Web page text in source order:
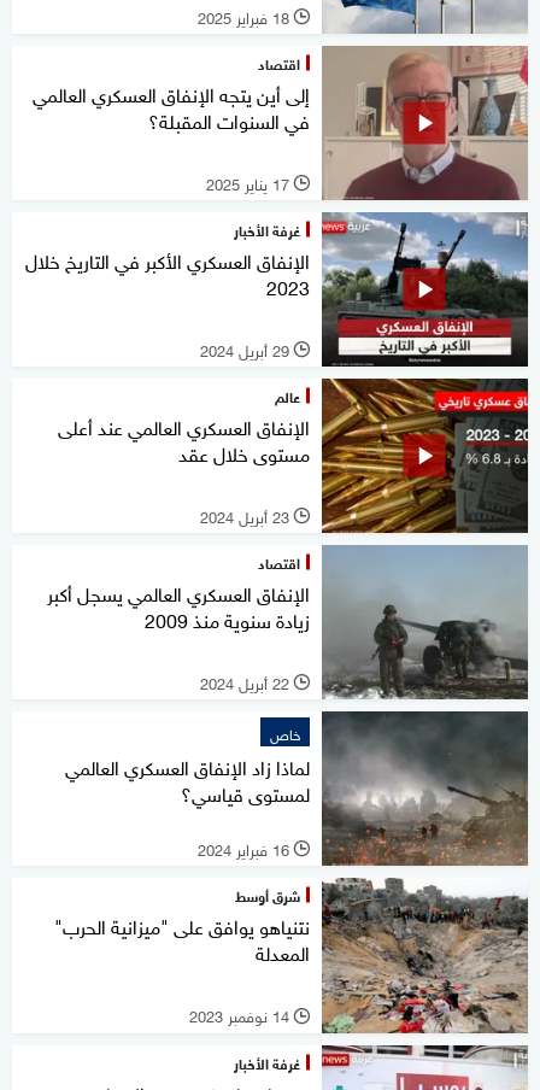
l 18 فبراير 2025
اقتصاد
إلى أين يتجه الإنفاق العسكري العالمي
في السنوات المقبلة؟
l 17 يناير 2025
غرفة الأخبار
الإنفاق العسكري الأكبر في التاريخ خلال
2023
l 29 أبريل 2024
عالم
الإنفاق العسكري العالمي عند أعلى
مستوى خلال عقد
l 23 أبريل 2024
اقتصاد
الإنفاق العسكري العالمي يسجل أكبر
زيادة سنوية منذ 2009
l 22 أبريل 2024
خاص
لماذا زاد الإنفاق العسكري العالمي
لمستوى قياسي؟
l 16 فبراير 2024
شرق أوسط
نتنياهو يوافق على "ميزانية الحرب"
المعدلة
l 14 نوفمبر 2023
غرفة الأخبار